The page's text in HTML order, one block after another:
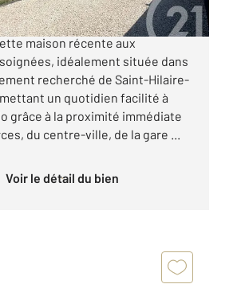
Saint-Gilles-Croix-de-Vie,
maison récente aux
idéalement située dans
recherché de Saint-Hilaire-
un quotidien facilité à
grâce à la proximité immédiate
du centre-ville, de la gare ...
Voir le détail du bien